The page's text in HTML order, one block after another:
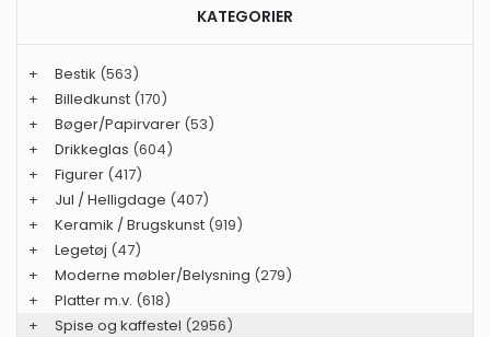
KATEGORIER
+ Bestik (563)
+
Billedkunst (170)
+
Bøger/Papirvarer (53)
+
Drikkeglas (604)
+
Figurer (417)
+
Jul / Helligdage (407)
+
Keramik / Brugskunst (919)
+
Legetøj (47)
+
Moderne møbler/Belysning (279)
+
Platter m.v. (618)
+
Spise og kaffestel (2956)